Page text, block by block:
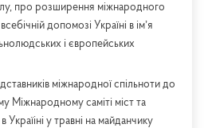
про розширення міжнародного
допомозі Україні в імʼя
і європейських
міжнародної спільноти до
Міжнародному саміті міст та
Україіні у травні на майданчику